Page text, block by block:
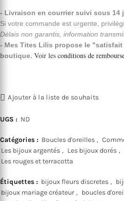
- Livraison en courrier suivi sous 14
Si votre commande est urgente,
Délais non garantis, information
- Mes Tites Lilis propose le
boutique. Voir les conditions de
Ajouter à la liste de souhaits
UGS : ND
Catégories : Boucles d'oreilles ,
Les bijoux argentés , Les bijoux dorés ,
Les rouges et terracotta
Étiquettes : bijoux fleurs discretes ,
bijoux mariage créateur , boucles